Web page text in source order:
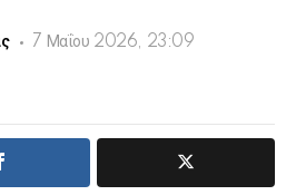
7 Μαΐου 2026, 23:09